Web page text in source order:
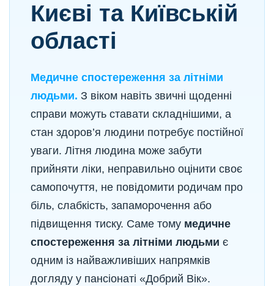
Києві та Київській
області
Медичне спостереження за літніми
людьми. З віком навіть звичні щоденні
справи можуть ставати складнішими, а
стан здоров’я людини потребує постійної
уваги. Літня людина може забути
прийняти ліки, неправильно оцінити своє
самопочуття, не повідомити родичам про
біль, слабкість, запаморочення або
підвищення тиску. Саме тому медичне
спостереження за літніми людьми є
одним із найважливіших напрямків
догляду у пансіонаті «Добрий Вік».